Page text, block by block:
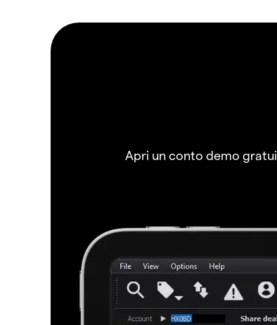
Apri un conto demo